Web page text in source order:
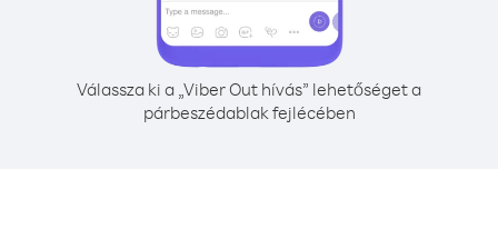
Válassza ki a „Viber Out hívás” lehetőséget a
párbeszédablak fejlécében